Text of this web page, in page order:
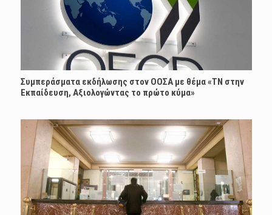
Συμπεράσματα εκδήλωσης στον ΟΟΣΑ με θέμα «ΤΝ στην
Εκπαίδευση, Αξιολογώντας το πρώτο κύμα»